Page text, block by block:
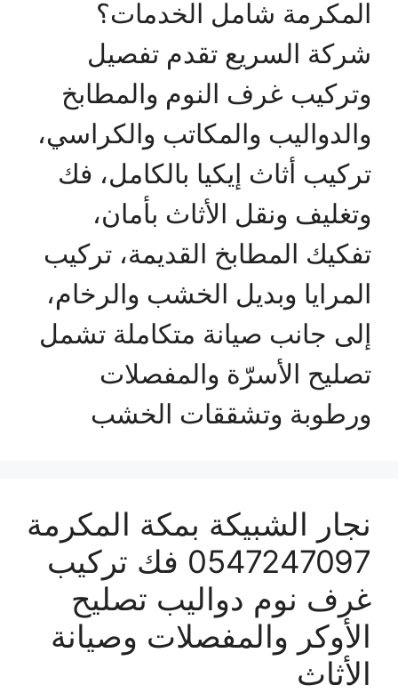
المكرمة شامل الخدمات؟
شركة السريع تقدم تفصيل
وتركيب غرف النوم والمطابخ
والدواليب والمكاتب والكراسي،
تركيب أثاث إيكيا بالكامل، فك
وتغليف ونقل الأثاث بأمان،
تفكيك المطابخ القديمة، تركيب
المرايا وبديل الخشب والرخام،
إلى جانب صيانة متكاملة تشمل
تصليح الأسرّة والمفصلات
ورطوبة وتشققات الخشب
نجار الشبيكة بمكة المكرمة
0547247097 فك تركيب
غرف نوم دواليب تصليح
الأوكر والمفصلات وصيانة
الأثاث